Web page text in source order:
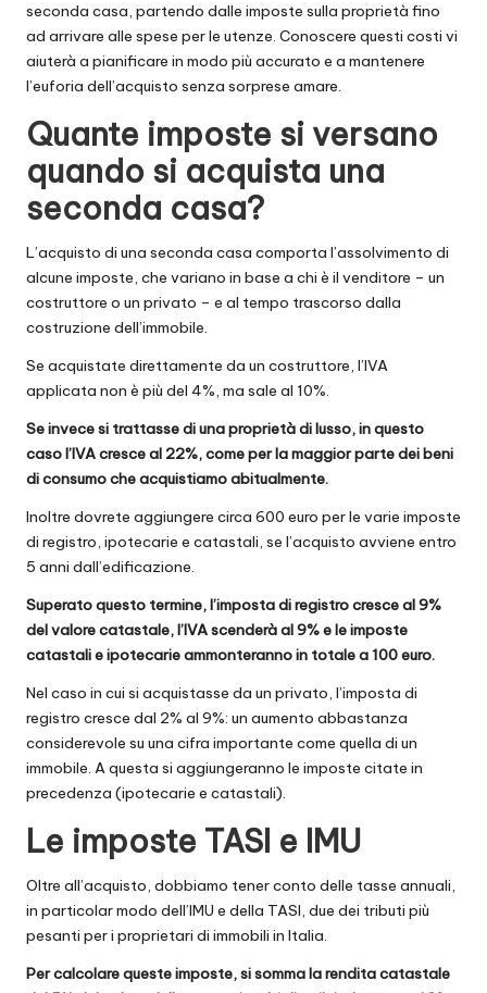
seconda casa, partendo dalle imposte sulla proprietà fino
ad arrivare alle spese per le utenze. Conoscere questi costi vi
aiuterà a pianificare in modo più accurato e a mantenere
l’euforia dell’acquisto senza sorprese amare.
Quante imposte si versano
quando si acquista una
seconda casa?
L’acquisto di una seconda casa comporta l’assolvimento di
alcune imposte, che variano in base a chi è il venditore – un
costruttore o un privato – e al tempo trascorso dalla
costruzione dell’immobile.
Se acquistate direttamente da un costruttore, l’IVA
applicata non è più del 4%, ma sale al 10%.
Se invece si trattasse di una proprietà di lusso, in questo
caso l’IVA cresce al 22%, come per la maggior parte dei beni
di consumo che acquistiamo abitualmente.
Inoltre dovrete aggiungere circa 600 euro per le varie imposte
di registro, ipotecarie e catastali, se l’acquisto avviene entro
5 anni dall’edificazione.
Superato questo termine, l’imposta di registro cresce al 9%
del valore catastale, l’IVA scenderà al 9% e le imposte
catastali e ipotecarie ammonteranno in totale a 100 euro.
Nel caso in cui si acquistasse da un privato, l’imposta di
registro cresce dal 2% al 9%: un aumento abbastanza
considerevole su una cifra importante come quella di un
immobile. A questa si aggiungeranno le imposte citate in
precedenza (ipotecarie e catastali).
Le imposte TASI e IMU
Oltre all’acquisto, dobbiamo tener conto delle tasse annuali,
in particolar modo dell’IMU e della TASI, due dei tributi più
pesanti per i proprietari di immobili in Italia.
Per calcolare queste imposte, si somma la rendita catastale